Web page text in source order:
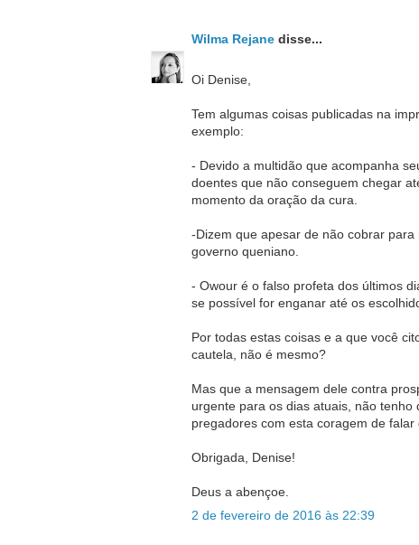
Wilma Rejanedisse...
Oi Denise,
Tem algumas coisas publicadas na
exemplo:
- Devido a multidão que acompanha
doentes que não conseguem chegar
momento da oração da cura.
-Dizem que apesar de não cobrar
governo queniano.
- Owour é o falso profeta dos últimos
se possível for enganar até os
Por todas estas coisas e a que você
cautela, não é mesmo?
Mas que a mensagem dele contra
urgente para os dias atuais, não
pregadores com esta coragem de
Obrigada, Denise!
Deus a abençoe.
2 de fevereiro de 2016 às 22:39